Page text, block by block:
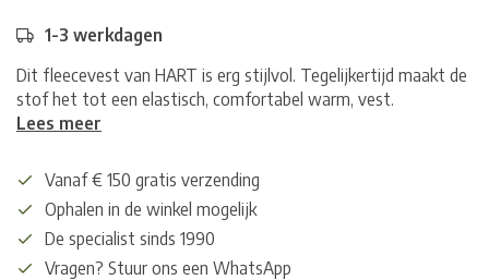
1-3 werkdagen
Dit fleecevest van HART is erg stijlvol. Tegelijkertijd maakt de
stof het tot een elastisch, comfortabel warm, vest.
Lees meer
Vanaf € 150 gratis verzending
Ophalen in de winkel mogelijk
De specialist sinds 1990
Vragen? Stuur ons een WhatsApp